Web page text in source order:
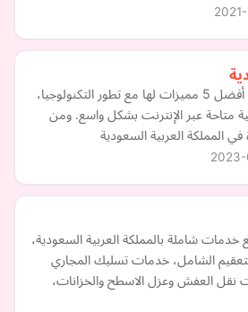
منصة محامي السعودية: أفضل 5 مميزات لها مع تطور التكنولوجيا،
متاحة عبر الإنترنت بشكل واسع. ومن
المملكة العربية السعودية
خدمات شاملة بالمملكة العربية السعودية،
الشامل، خدمات تسليك المجاري
العفش وعزل الاسطح والخزانات،